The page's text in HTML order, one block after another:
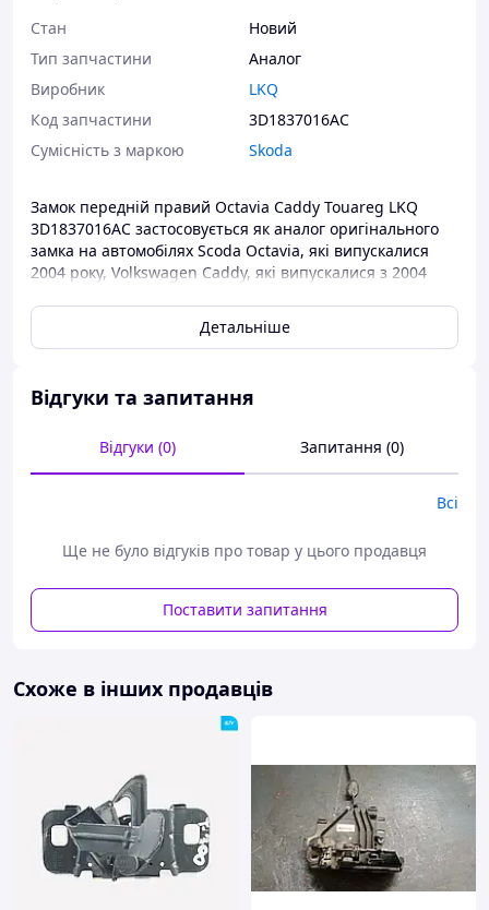
Стан
Новий
Тип запчастини
Аналог
Виробник
LKQ
Код запчастини
3D1837016AC
Сумісність з маркою
Skoda
Замок передній правий Octavia Caddy Touareg LKQ
3D1837016AC застосовується як аналог оригінального
замка на автомобілях Scoda Octavia, які випускалися
2004 року, Volkswagen Caddy, які випускалися з 2004
року. З центральним замком.
Ручки та замки дверей ви завжди зможете придбати в
Детальніше
Відгуки та запитання
Відгуки (0) Запитання (0)
Всі
Ще не було відгуків про товар у цього продавця
Поставити запитання
Схоже в інших продавців